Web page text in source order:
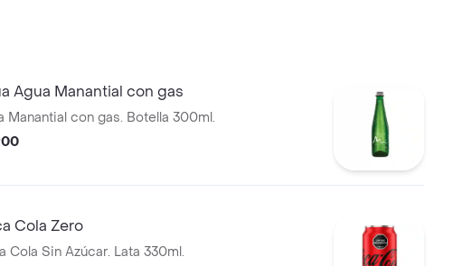
Agua Manantial con gas
Manantial con gas. Botella 300ml.
Cola Zero
Cola Sin Azúcar. Lata 330ml.